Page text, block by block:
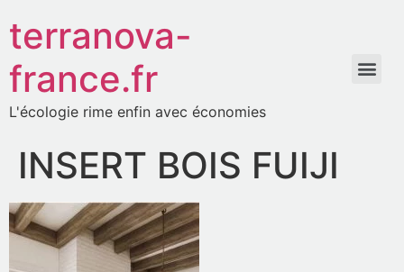
terranova-
france.fr
L'écologie rime enfin avec économies
INSERT BOIS FUIJI